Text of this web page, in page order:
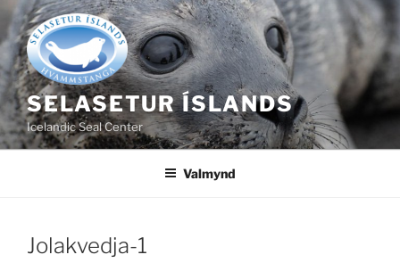
Fara
efni
SELASETUR ÍSLANDS
Icelandic Seal Center
Valmynd
Jolakvedja-1